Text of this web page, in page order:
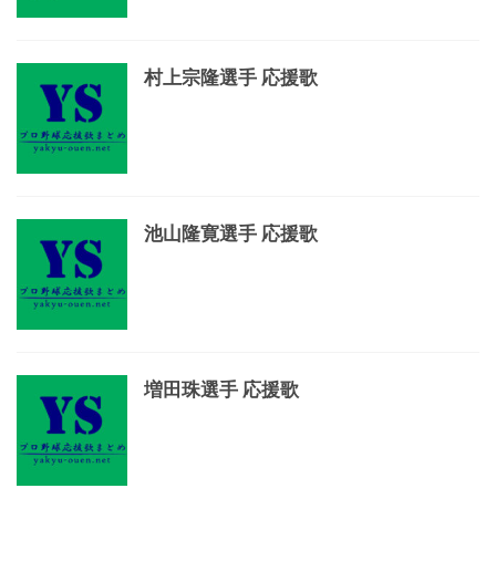
村上宗隆選手 応援歌
池山隆寛選手 応援歌
増田珠選手 応援歌